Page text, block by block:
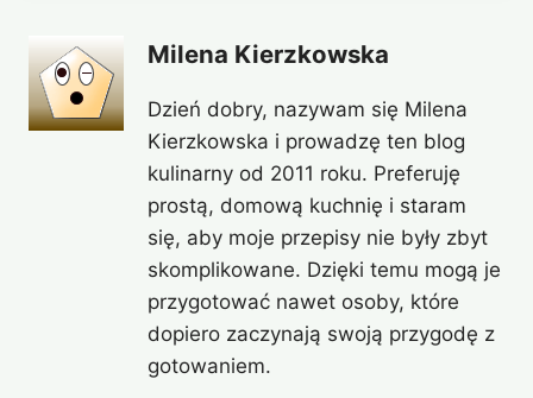
Milena Kierzkowska
Dzień dobry, nazywam się Milena
Kierzkowska i prowadzę ten blog
kulinarny od 2011 roku. Preferuję
prostą, domową kuchnię i staram
się, aby moje przepisy nie były zbyt
skomplikowane. Dzięki temu mogą je
przygotować nawet osoby, które
dopiero zaczynają swoją przygodę z
gotowaniem.